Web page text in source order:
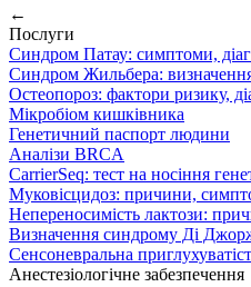
←
Послуги
Синдром Патау: симптоми,
Синдром Жильбера:
Остеопороз: фактори ризику,
Мікробіом кишківника
Генетичний паспорт людини
Аналізи BRCA
CarrierSeq: тест на носіння
Муковісцидоз: причини,
Непереносимість лактози:
Визначення синдрому Ді
Сенсоневральна
Анестезіологічне забезпечення